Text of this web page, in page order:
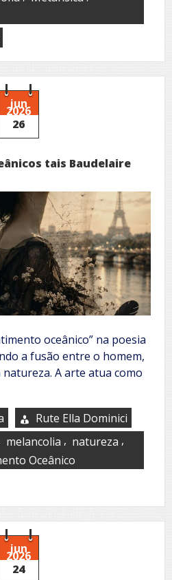
jun
2026
26
tais Baudelaire
oceânico” na poesia
a fusão entre o homem,
A arte atua como
Rute Ella Dominici
melancolia , natureza ,
Oceânico
jun
2026
24